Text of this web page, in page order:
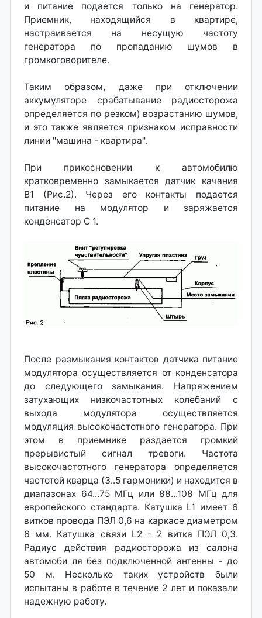
и питание подается только на генератор.
Приемник, находящийся в квартире,
настраивается на несущую частоту
генератора по пропаданию шумов в
громкоговорителе.
Таким образом, даже при отключении
аккумуляторе срабатывание радиосторожа
определяется по резком) возрастанию шумов,
и это также является признаком исправности
линии "машина - квартира".
При прикосновении к автомобилю
кратковременно замыкается датчик качания
В1 (Рис.2). Через его контакты подается
питание на модулятор и заряжается
конденсатор С 1.
После размыкания контактов датчика питание
модулятора осуществляется от конденсатора
до следующего замыкания. Напряжением
затухающих низкочастотных колебаний с
выхода модулятора осуществляется
модуляция высокочастотного генератора. При
этом в приемнике раздается громкий
прерывистый сигнал тревоги. Частота
высокочастотного генератора определяется
частотой кварца (3..5 гармоники) и находится в
диапазонах 64...75 МГц или 88...108 МГц для
европейского стандарта. Катушка L1 имеет 6
витков провода ПЭЛ 0,6 на каркасе диаметром
6 мм. Катушка связи L2 - 2 витка ПЭЛ 0,3.
Радиус действия радиосторожа из салона
автомоби ля без подключенной антенны - до
50 м. Несколько таких устройств были
испытаны в работе в течение 2 лет и показали
надежную работу.